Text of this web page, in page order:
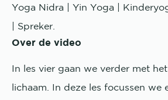
Yoga Nidra | Yin Yoga |
| Spreker.
Over de video
In les vier gaan we verder met
lichaam. In deze les focussen we